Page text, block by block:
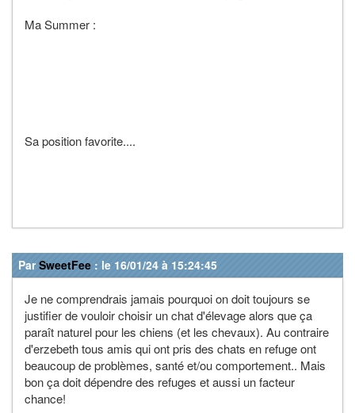
Ma Summer :
Sa position favorite....
ParSweetFee : le 16/01/24 à 15:24:45
Je ne comprendrais jamais pourquoi on doit toujours se
justifier de vouloir choisir un chat d'élevage alors que ça
paraît naturel pour les chiens (et les chevaux). Au contraire
d'erzebeth tous amis qui ont pris des chats en refuge ont
beaucoup de problèmes, santé et/ou comportement.. Mais
bon ça doit dépendre des refuges et aussi un facteur
chance!